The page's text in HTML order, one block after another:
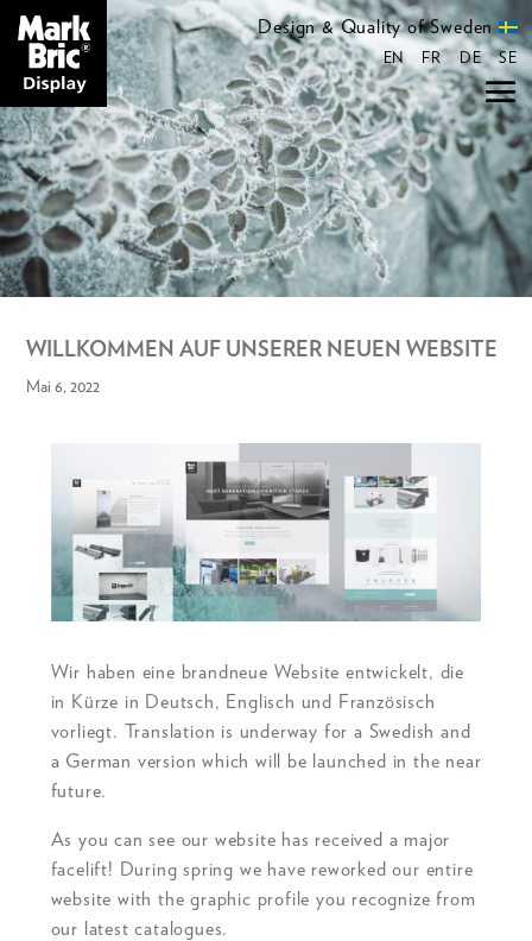
Design & Quality of Sweden
EN FR DE SE
WILLKOMMEN AUF UNSERER NEUEN WEBSITE
Mai 6, 2022
Wir haben eine brandneue Website entwickelt, die
in Kürze in Deutsch, Englisch und Französisch
vorliegt. Translation is underway for a Swedish and
a German version which will be launched in the near
future.
As you can see our website has received a major
facelift! During spring we have reworked our entire
website with the graphic profile you recognize from
our latest catalogues.